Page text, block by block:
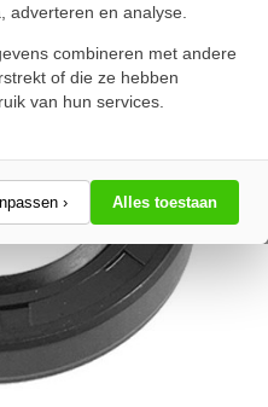
adverteren en analyse.
combineren met andere
of die ze hebben
van hun services.
› Alles toestaan